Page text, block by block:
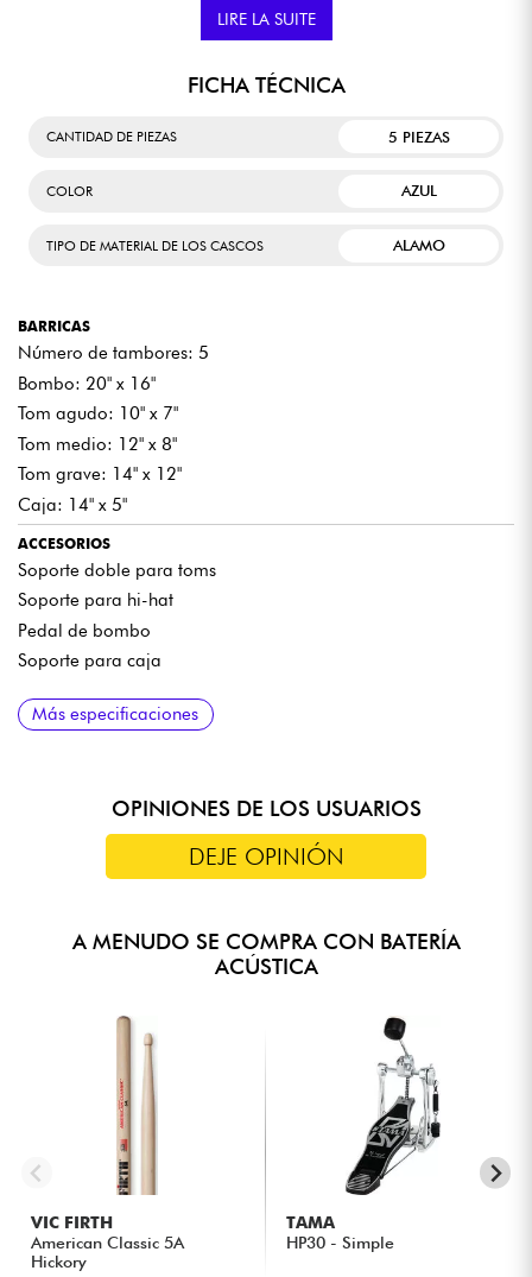
Este kit de batería está diseñado para adaptarse a una gran
variedad de estilos musicales, ya sea rock, jazz o pop. El
expresarse plenamente, sin dejar de ser accesible para los
LIRE LA SUITE
FICHA TÉCNICA
CANTIDAD DE PIEZAS 5 PIEZAS
COLOR AZUL
TIPO DE MATERIAL DE LOS CASCOS ALAMO
BARRICAS
Número de tambores: 5
Bombo: 20" x 16"
Tom agudo: 10" x 7"
Tom medio: 12" x 8"
Tom grave: 14" x 12"
Caja: 14" x 5"
ACCESORIOS
Soporte doble para toms
Soporte para hi-hat
Pedal de bombo
Soporte para caja
MATERIALES
Carcasas de álamo de 6 capas de 8 mm de grosor
Tirantes pequeños (lugs) originales de TAMA
Sistema de fijación de los toms Omnisphere
Más especificaciones
OPINIONES DE LOS USUARIOS
DEJE OPINIÓN
A MENUDO SE COMPRA CON BATERÍA
ACÚSTICA
VIC FIRTH
American Classic 5A
Hickory
TAMA
HP30 - Simple